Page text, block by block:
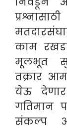
काम
मूलभूत
तक्रार
येऊ देणार
गतिमान
संकल्प